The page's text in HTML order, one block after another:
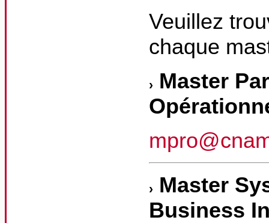
Veuillez
chaque
Master
Master
Business